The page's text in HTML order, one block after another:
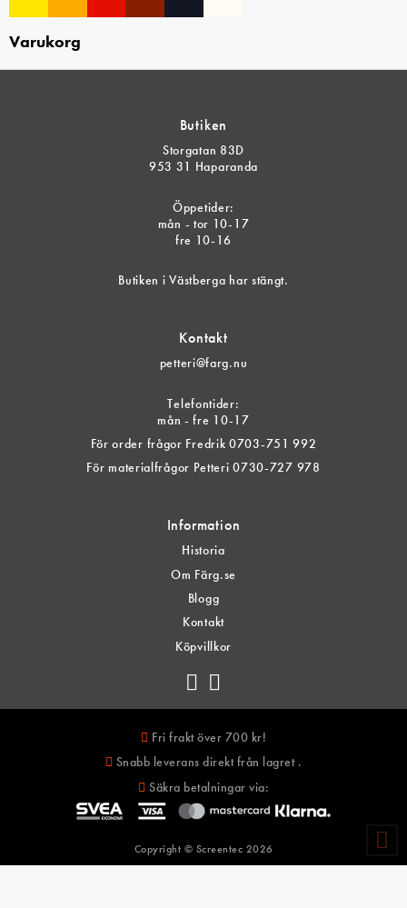
Varukorg
Butiken
Storgatan 83D
953 31 Haparanda
Öppetider:
mån - tor 10-17
fre 10-16
Butiken i Västberga har stängt.
Kontakt
petteri@farg.nu
Telefontider:
mån - fre 10-17
För order frågor Fredrik 0703-751 992
För materialfrågor Petteri 0730-727 978
Information
Historia
Om Färg.se
Blogg
Kontakt
Köpvillkor
Fri frakt över 700 kr!
Snabb leverans direkt från lagret .
Säkra betalningar via:
Copyright © Screentec 2026